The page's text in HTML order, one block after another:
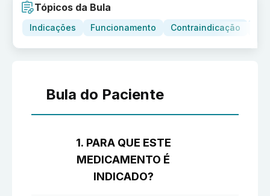
Tópicos da Bula
Indicações Funcionamento Contraindicação
Bula do Paciente
1. PARA QUE ESTE
MEDICAMENTO É
INDICADO?